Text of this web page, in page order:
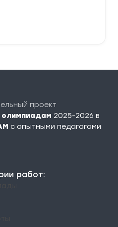
проект
олимпиадам 2025-2026 в
c опытными педагогами
работ: